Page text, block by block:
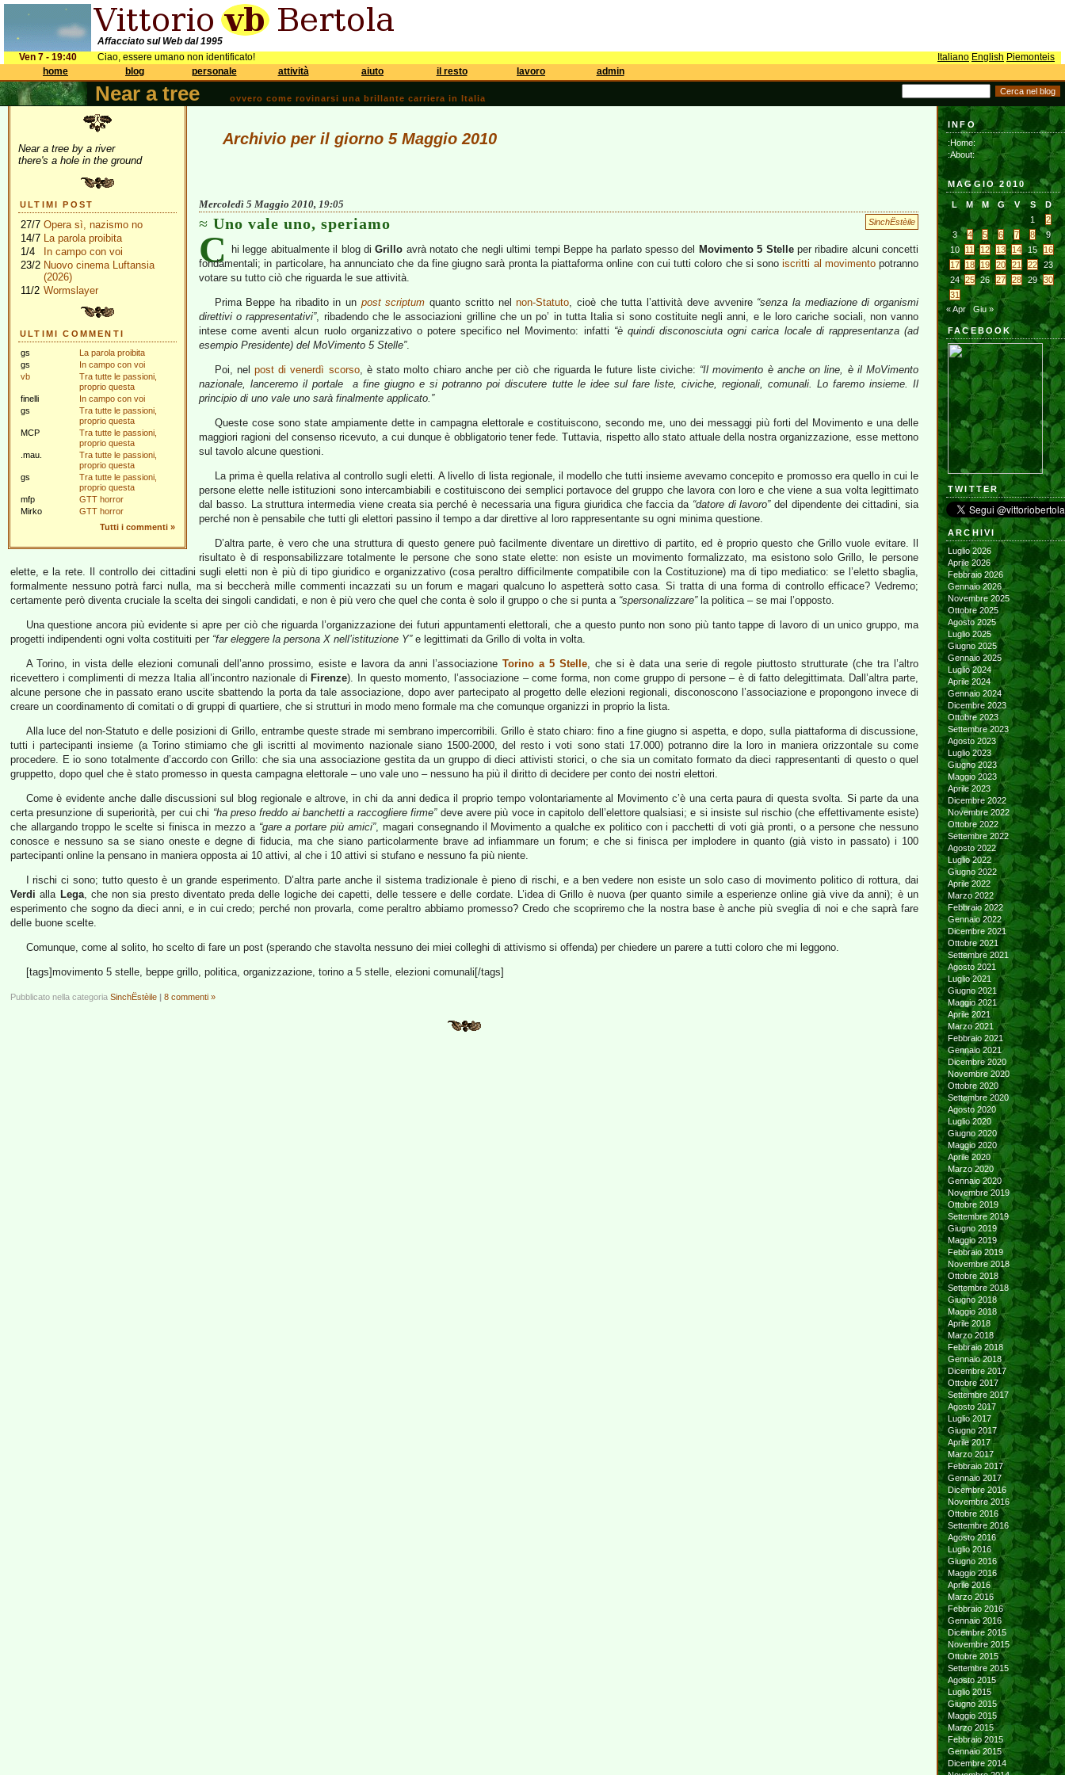
Affacciato sul Web dal 1995
Ven 7 - 19:40
Ciao, essere umano non identificato! Italiano English Piemonteis
home
blog personale attività aiuto il resto lavoro admin
Near a tree ovvero come rovinarsi una brillante carriera in Italia
Near a tree by a river
there's a hole in the ground
ULTIMI POST
27/7 Opera sì, nazismo no
14/7 La parola proibita
1/4
In campo con voi
23/2 Nuovo cinema Luftansia
(2026)
11/2 Wormslayer
ULTIMI COMMENTI
gs
La parola proibita
gs
In campo con voi
vb
Tra tutte le passioni,
proprio questa
finelli
In campo con voi
gs
Tra tutte le passioni,
proprio questa
MCP
Tra tutte le passioni,
proprio questa
.mau.
Tra tutte le passioni,
proprio questa
gs
Tra tutte le passioni,
proprio questa
mfp
GTT horror
Mirko
GTT horror
Tutti i commenti »
Archivio per il giorno 5 Maggio 2010
Mercoledì 5 Maggio 2010, 19:05
SinchËstèile
Uno vale uno, speriamo
C hi legge abitualmente il blog diGrillo avrà notato che negli ultimi tempi Beppe ha parlato spesso del Movimento 5 Stelleper ribadire alcuni concetti
fondamentali; in particolare, ha annunciato che da fine giugno sarà pronta la piattaforma online con cui tutti coloro che si sonoiscritti al movimentopotranno
votare su tutto ciò che riguarda le sue attività.
Prima Beppe ha ribadito in un post scriptum quanto scritto nelnon-Statuto, cioè che tutta l’attività deve avvenire “senza la mediazione di organismi
direttivi o rappresentativi”, ribadendo che le associazioni grilline che un po’ in tutta Italia si sono costituite negli anni, e le loro cariche sociali, non vanno
intese come aventi alcun ruolo organizzativo o potere specifico nel Movimento: infatti “è quindi disconosciuta ogni carica locale di rappresentanza (ad
esempio Presidente) del MoVimento 5 Stelle”.
Poi, nel post di venerdì scorso, è stato molto chiaro anche per ciò che riguarda le future liste civiche: “Il movimento è anche on line, è il MoVimento
nazionale, lanceremo il portale a fine giugno e si potranno poi discutere tutte le idee sul fare liste, civiche, regionali, comunali. Lo faremo insieme. Il
principio di uno vale uno sarà finalmente applicato.”
Queste cose sono state ampiamente dette in campagna elettorale e costituiscono, secondo me, uno dei messaggi più forti del Movimento e una delle
maggiori ragioni del consenso ricevuto, a cui dunque è obbligatorio tener fede. Tuttavia, rispetto allo stato attuale della nostra organizzazione, esse mettono
sul tavolo alcune questioni.
La prima è quella relativa al controllo sugli eletti. A livello di lista regionale, il modello che tutti insieme avevamo concepito e promosso era quello in cui le
persone elette nelle istituzioni sono intercambiabili e costituiscono dei semplici portavoce del gruppo che lavora con loro e che viene a sua volta legittimato
dal basso. La struttura intermedia viene creata sia perché è necessaria una figura giuridica che faccia da “datore di lavoro”del dipendente dei cittadini, sia
perché non è pensabile che tutti gli elettori passino il tempo a dar direttive al loro rappresentante su ogni minima questione.
D’altra parte, è vero che una struttura di questo genere può facilmente diventare un direttivo di partito, ed è proprio questo che Grillo vuole evitare. Il
risultato è di responsabilizzare totalmente le persone che sono state elette: non esiste un movimento formalizzato, ma esistono solo Grillo, le persone
elette, e la rete. Il controllo dei cittadini sugli eletti non è più di tipo giuridico e organizzativo (cosa peraltro difficilmente compatibile con la Costituzione) ma di tipo mediatico: se l’eletto sbaglia,
formalmente nessuno potrà farci nulla, ma si beccherà mille commenti incazzati su un forum e magari qualcuno lo aspetterà sotto casa. Si tratta di una forma di controllo efficace? Vedremo;
certamente però diventa cruciale la scelta dei singoli candidati, e non è più vero che quel che conta è solo il gruppo o che si punta a “spersonalizzare”la politica – se mai l’opposto.
Una questione ancora più evidente si apre per ciò che riguarda l’organizzazione dei futuri appuntamenti elettorali, che a questo punto non sono più tanto tappe di lavoro di un unico gruppo, ma
progetti indipendenti ogni volta costituiti per “far eleggere la persona X nell’istituzione Y”e legittimati da Grillo di volta in volta.
A Torino, in vista delle elezioni comunali dell’anno prossimo, esiste e lavora da anni l’associazioneTorino a 5 Stelle, che si è data una serie di regole piuttosto strutturate (che tra l’altro
ricevettero i complimenti di mezza Italia all’incontro nazionale di Firenze). In questo momento, l’associazione – come forma, non come gruppo di persone – è di fatto delegittimata. Dall’altra parte,
alcune persone che in passato erano uscite sbattendo la porta da tale associazione, dopo aver partecipato al progetto delle elezioni regionali, disconoscono l’associazione e propongono invece di
creare un coordinamento di comitati o di gruppi di quartiere, che si strutturi in modo meno formale ma che comunque organizzi in proprio la lista.
Alla luce del non-Statuto e delle posizioni di Grillo, entrambe queste strade mi sembrano impercorribili. Grillo è stato chiaro: fino a fine giugno si aspetta, e dopo, sulla piattaforma di discussione,
tutti i partecipanti insieme (a Torino stimiamo che gli iscritti al movimento nazionale siano 1500-2000, del resto i voti sono stati 17.000) potranno dire la loro in maniera orizzontale su come
procedere. E io sono totalmente d’accordo con Grillo: che sia una associazione gestita da un gruppo di dieci attivisti storici, o che sia un comitato formato da dieci rappresentanti di questo o quel
gruppetto, dopo quel che è stato promesso in questa campagna elettorale – uno vale uno – nessuno ha più il diritto di decidere per conto dei nostri elettori.
Come è evidente anche dalle discussioni sul blog regionale e altrove, in chi da anni dedica il proprio tempo volontariamente al Movimento c’è una certa paura di questa svolta. Si parte da una
certa presunzione di superiorità, per cui chi “ha preso freddo ai banchetti a raccogliere firme”deve avere più voce in capitolo dell’elettore qualsiasi; e si insiste sul rischio (che effettivamente esiste)
che allargando troppo le scelte si finisca in mezzo a “gare a portare più amici”, magari consegnando il Movimento a qualche ex politico con i pacchetti di voti già pronti, o a persone che nessuno
conosce e nessuno sa se siano oneste e degne di fiducia, ma che siano particolarmente brave ad infiammare un forum; e che si finisca per implodere in quanto (già visto in passato) i 100
partecipanti online la pensano in maniera opposta ai 10 attivi, al che i 10 attivi si stufano e nessuno fa più niente.
I rischi ci sono; tutto questo è un grande esperimento. D’altra parte anche il sistema tradizionale è pieno di rischi, e a ben vedere non esiste un solo caso di movimento politico di rottura, dai
Verdi alla Lega, che non sia presto diventato preda delle logiche dei capetti, delle tessere e delle cordate. L’idea di Grillo è nuova (per quanto simile a esperienze online già vive da anni); è un
esperimento che sogno da dieci anni, e in cui credo; perché non provarla, come peraltro abbiamo promesso? Credo che scopriremo che la nostra base è anche più sveglia di noi e che saprà fare
delle buone scelte.
Comunque, come al solito, ho scelto di fare un post (sperando che stavolta nessuno dei miei colleghi di attivismo si offenda) per chiedere un parere a tutti coloro che mi leggono.
[tags]movimento 5 stelle, beppe grillo, politica, organizzazione, torino a 5 stelle, elezioni comunali[/tags]
Pubblicato nella categoria SinchËstèile | 8 commenti »
INFO
:Home:
:About:
MAGGIO 2010
L M M G V S
D
1
2
3
4 5 6 7 8
9
10
11 12 13 14 15
16
17
18 19 20 21 22
23
24
25 26 27 28 29
30
31
« Apr
Giu »
FACEBOOK
TWITTER
ARCHIVI
Luglio 2026
Aprile 2026
Febbraio 2026
Gennaio 2026
Novembre 2025
Ottobre 2025
Agosto 2025
Luglio 2025
Giugno 2025
Gennaio 2025
Luglio 2024
Aprile 2024
Gennaio 2024
Dicembre 2023
Ottobre 2023
Settembre 2023
Agosto 2023
Luglio 2023
Giugno 2023
Maggio 2023
Aprile 2023
Dicembre 2022
Novembre 2022
Ottobre 2022
Settembre 2022
Agosto 2022
Luglio 2022
Giugno 2022
Aprile 2022
Marzo 2022
Febbraio 2022
Gennaio 2022
Dicembre 2021
Ottobre 2021
Settembre 2021
Agosto 2021
Luglio 2021
Giugno 2021
Maggio 2021
Aprile 2021
Marzo 2021
Febbraio 2021
Gennaio 2021
Dicembre 2020
Novembre 2020
Ottobre 2020
Settembre 2020
Agosto 2020
Luglio 2020
Giugno 2020
Maggio 2020
Aprile 2020
Marzo 2020
Gennaio 2020
Novembre 2019
Ottobre 2019
Settembre 2019
Giugno 2019
Maggio 2019
Febbraio 2019
Novembre 2018
Ottobre 2018
Settembre 2018
Giugno 2018
Maggio 2018
Aprile 2018
Marzo 2018
Febbraio 2018
Gennaio 2018
Dicembre 2017
Ottobre 2017
Settembre 2017
Agosto 2017
Luglio 2017
Giugno 2017
Aprile 2017
Marzo 2017
Febbraio 2017
Gennaio 2017
Dicembre 2016
Novembre 2016
Ottobre 2016
Settembre 2016
Agosto 2016
Luglio 2016
Giugno 2016
Maggio 2016
Aprile 2016
Marzo 2016
Febbraio 2016
Gennaio 2016
Dicembre 2015
Novembre 2015
Ottobre 2015
Settembre 2015
Agosto 2015
Luglio 2015
Giugno 2015
Maggio 2015
Marzo 2015
Febbraio 2015
Gennaio 2015
Dicembre 2014